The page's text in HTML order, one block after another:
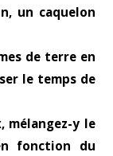
un caquelon
de terre en
le temps de
mélangez-y le
fonction du